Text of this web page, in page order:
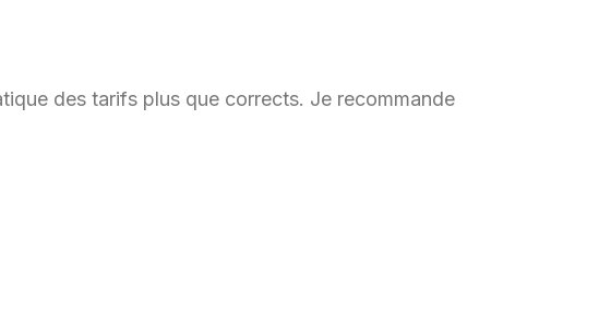
des tarifs plus que corrects. Je recommande